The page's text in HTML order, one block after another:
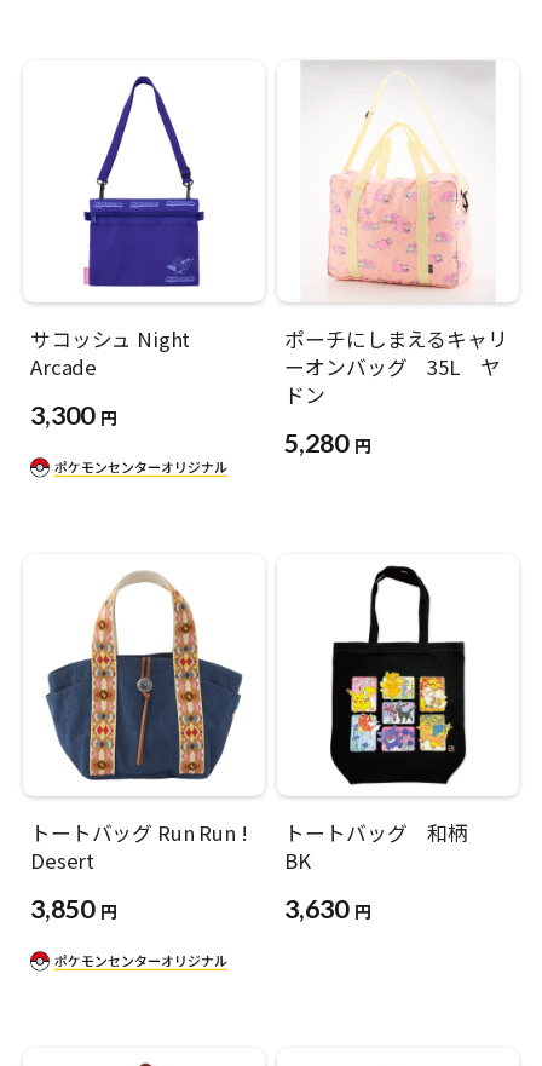
サコッシュ Night
Arcade
3,300 円
ポーチにしまえるキャリ
ーオンバッグ 35L ヤ
ドン
5,280 円
トートバッグ Run Run !
Desert
3,850 円
トートバッグ 和柄
BK
3,630 円